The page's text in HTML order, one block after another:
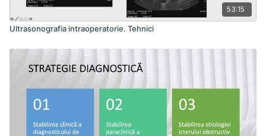
53:15
Ultrasonografia intraoperatorie. Tehnici